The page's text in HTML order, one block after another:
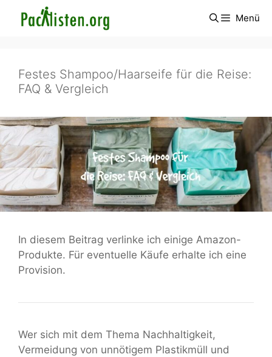
Inhalt
Menü
Festes Shampoo/Haarseife für die Reise:
FAQ & Vergleich
In diesem Beitrag verlinke ich einige Amazon-
Produkte. Für eventuelle Käufe erhalte ich eine
Provision.
Wer sich mit dem Thema Nachhaltigkeit,
Vermeidung von unnötigem Plastikmüll und